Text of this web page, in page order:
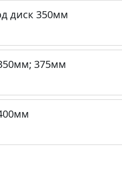
диск 350мм
375мм